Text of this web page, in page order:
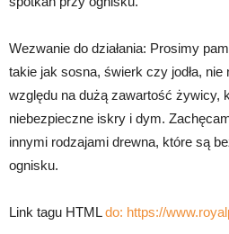
Wezwanie do działania: Prosimy
takie jak sosna, świerk czy jodła,
względu na dużą zawartość żywicy,
niebezpieczne iskry i dym.
innymi rodzajami drewna, które są
ognisku.
Link tagu HTMLdo: https://